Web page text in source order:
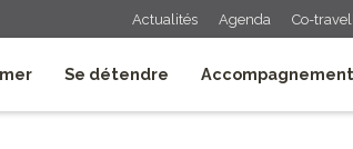
Actualités Agenda Co-
Se détendre Accompagnement